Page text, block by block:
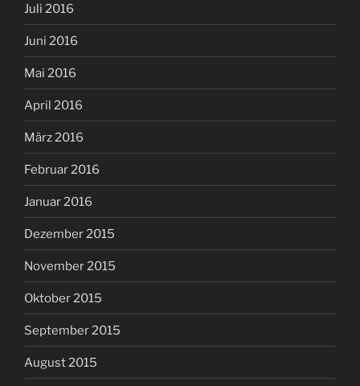
Juli 2016
Juni 2016
Mai 2016
April 2016
März 2016
Februar 2016
Januar 2016
Dezember 2015
November 2015
Oktober 2015
September 2015
August 2015